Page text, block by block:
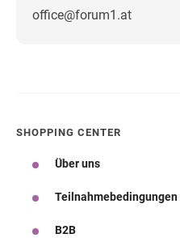
office@forum1.at
SHOPPING CENTER
Über uns
Teilnahmebedingungen
B2B